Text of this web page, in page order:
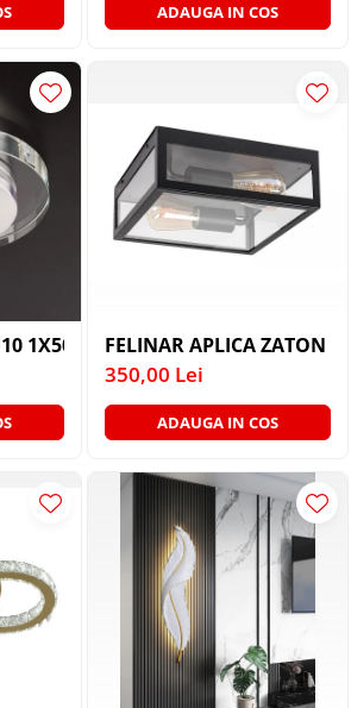
ADAUGA IN COS
1X50W FELINAR APLICA ZATON
350,00 Lei
ADAUGA IN COS